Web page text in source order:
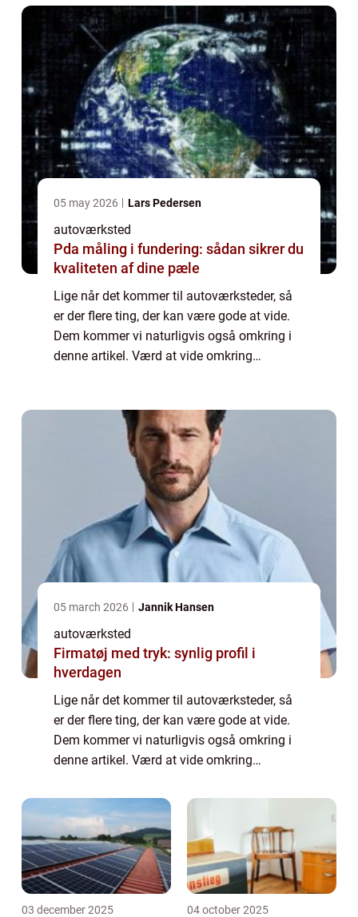
05 may 2026 Lars Pedersen
autoværksted
Pda måling i fundering: sådan sikrer du
kvaliteten af dine pæle
Lige når det kommer til autoværksteder, så
er der flere ting, der kan være gode at vide.
Dem kommer vi naturligvis også omkring i
denne artikel. Værd at vide omkring
05 march 2026 Jannik Hansen
autoværksted
Firmatøj med tryk: synlig profil i
hverdagen
Lige når det kommer til autoværksteder, så
er der flere ting, der kan være gode at vide.
Dem kommer vi naturligvis også omkring i
denne artikel. Værd at vide omkring
au...
03 december 2025 04 october 2025